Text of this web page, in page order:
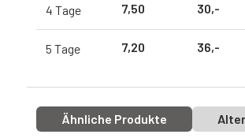
4 Tage 7,50 30,-
5 Tage 7,20 36,-
Ähnliche Produkte